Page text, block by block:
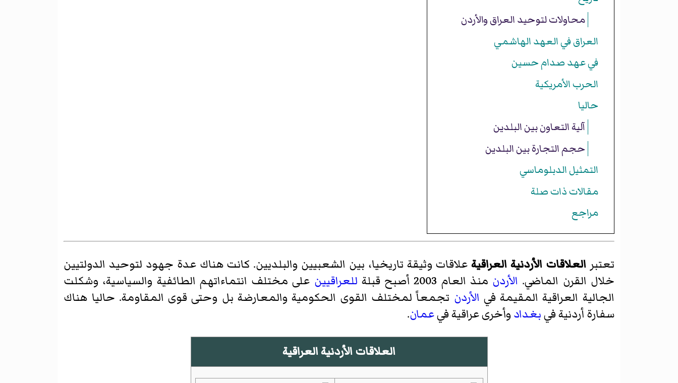
محاولات لتوحيد العراق والأردن
العراق في العهد الهاشمي
في عهد صدام حسين
الحرب الأمريكية
حاليا
آلية التعاون بين البلدين
حجم التجارة بين البلدين
التمثيل الدبلوماسي
مقالات ذات صلة
مراجع
تعتبر العلاقات الأردنية العراقيةعلاقات وثيقة تاريخيا، بين الشعبيين والبلديين. كانت هناك عدة جهود لتوحيد الدولتيين
خلال القرن الماضي. الأردن منذ العام 2003 أصبح قبلة للعراقيين على مختلف انتماءاتهم الطائفية والسياسية، وشكلت
الجالية العراقية المقيمة في الأردن تجمعاً لمختلف القوى الحكومية والمعارضة بل وحتى قوى المقاومة. حاليا هناك
سفارة أردنية فيبغداد وأخرى عراقية فيعمان.
العلاقات الأردنية العراقية